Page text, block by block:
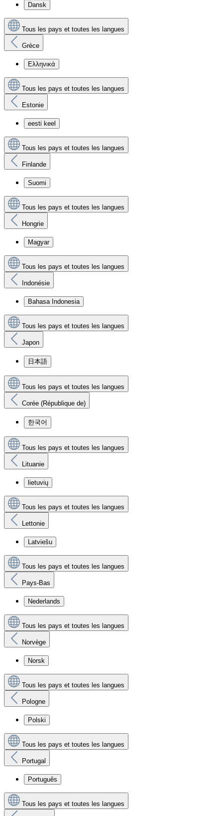
Dansk
Tous les pays et toutes les langues
Grèce
Ελληνικά
Tous les pays et toutes les langues
Estonie
eesti keel
Tous les pays et toutes les langues
Finlande
Suomi
Tous les pays et toutes les langues
Hongrie
Magyar
Tous les pays et toutes les langues
Indonésie
Bahasa Indonesia
Tous les pays et toutes les langues
Japon
日本語
Tous les pays et toutes les langues
Corée (République de)
한국어
Tous les pays et toutes les langues
Lituanie
lietuvių
Tous les pays et toutes les langues
Lettonie
Latviešu
Tous les pays et toutes les langues
Pays-Bas
Nederlands
Tous les pays et toutes les langues
Norvège
Norsk
Tous les pays et toutes les langues
Pologne
Polski
Tous les pays et toutes les langues
Portugal
Português
Tous les pays et toutes les langues